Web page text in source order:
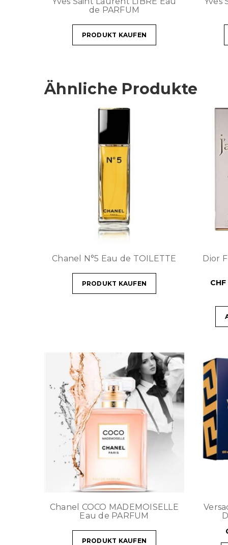
de PARFUM
PRODUKT KAUFEN
Ähnliche Produkte
Chanel N°5 Eau de TOILETTE
PRODUKT KAUFEN
Dior
CHF
Chanel COCO MADEMOISELLE
Eau de PARFUM
PRODUKT KAUFEN